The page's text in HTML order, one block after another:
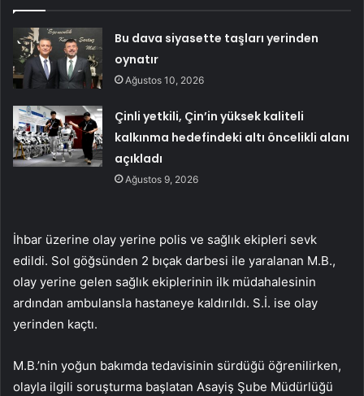
Bu dava siyasette taşları yerinden
oynatır
Ağustos 10, 2026
Çinli yetkili, Çin’in yüksek kaliteli
kalkınma hedefindeki altı öncelikli alanı
açıkladı
Ağustos 9, 2026
İhbar üzerine olay yerine polis ve sağlık ekipleri sevk
edildi. Sol göğsünden 2 bıçak darbesi ile yaralanan M.B.,
olay yerine gelen sağlık ekiplerinin ilk müdahalesinin
ardından ambulansla hastaneye kaldırıldı. S.İ. ise olay
yerinden kaçtı.
M.B.’nin yoğun bakımda tedavisinin sürdüğü öğrenilirken,
olayla ilgili soruşturma başlatan Asayiş Şube Müdürlüğü